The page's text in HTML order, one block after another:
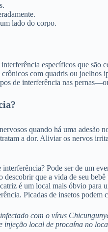
lado do corpo.
específicos que
com quadris ou
de interferência nas
quando há uma
a dor. Aliviar os nervos
Pode ser de um
descobrir que a vida de seu
é um local mais óbvio
Picadas de insetos
com o vírus
local de procaína no